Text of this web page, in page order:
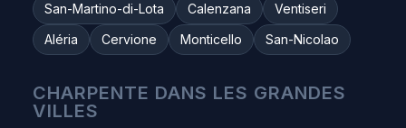
San-Martino-di-Lota
Calenzana
Ventiseri
Aléria
Cervione Monticello San-Nicolao
CHARPENTE DANS LES GRANDES
VILLES